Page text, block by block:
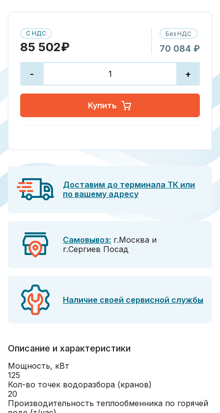
С НДС
85 502₽
Без НДС
70 084 ₽
- +
Купить
Доставим до терминала ТК или
по вашему адресу
Самовывоз: г.Москва и
г.Сергиев Посад
Наличие своей сервисной службы
Описание и характеристики
Мощность, кВт
125
Кол-во точек водоразбора (кранов)
20
Производительность теплообменника по горячей